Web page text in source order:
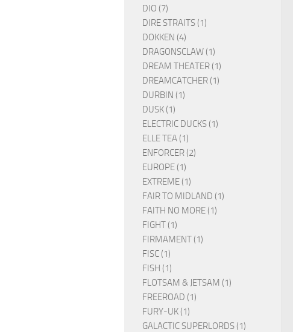
DIO (7)
DIRE STRAITS (1)
DOKKEN (4)
DRAGONSCLAW (1)
DREAM THEATER (1)
DREAMCATCHER (1)
DURBIN (1)
DUSK (1)
ELECTRIC DUCKS (1)
ELLE TEA (1)
ENFORCER (2)
EUROPE (1)
EXTREME (1)
FAIR TO MIDLAND (1)
FAITH NO MORE (1)
FIGHT (1)
FIRMAMENT (1)
FISC (1)
FISH (1)
FLOTSAM & JETSAM (1)
FREEROAD (1)
FURY-UK (1)
GALACTIC SUPERLORDS (1)